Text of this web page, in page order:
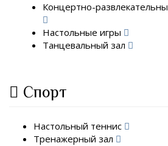
Концертно-
Настольные игры
Танцевальный зал
Спорт
Настольный теннис
Тренажерный зал